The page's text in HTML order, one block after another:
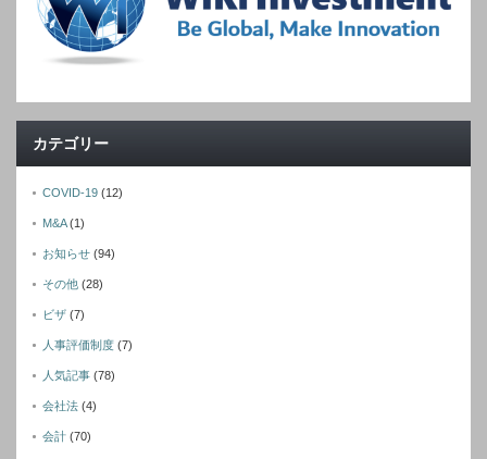
カテゴリー
COVID-19 (12)
M&A(1)
お知らせ (94)
その他 (28)
ビザ (7)
人事評価制度 (7)
人気記事 (78)
会社法 (4)
会計 (70)